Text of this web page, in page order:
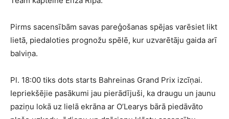
Pirms sacensībām savas pareģošanas spējas varēsiet likt
lietā, piedaloties prognožu spēlē, kur uzvarētāju gaida arī
balviņa.
Pl. 18:00 tiks dots starts Bahreinas Grand Prix izcīņai.
Iepriekšējie pasākumi jau pierādījuši, ka draugu un jaunu
paziņu lokā uz lielā ekrāna ar O’Learys bārā piedāvāto